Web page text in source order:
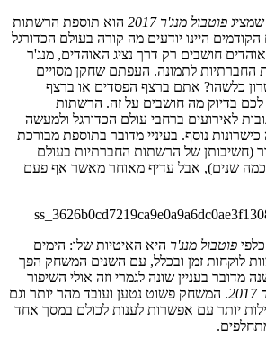
שמציג פוטבול מנג'ר 2017
הוא תוספת הרשתות
היינו יודעים מה קורה בעולם הכדורגל
חושבים רק דרך נציג האוהדים, מנג'ר
החברתיות לתמונה. העפתם שחקן מסויים
כלשהו? אתם ברצף הפסדים או ברצף
לכם בדיוק מה חושבים על זה. הרשתות
לאירועים ברחבי עולם הכדורגל ולמעשה
נוסף. בעיניי מדובר בתוספת מבורכת
(חשיבותן של הרשתות החברתיות בעולם
כמה שנים), אבל עדיף מאוחר מאשר אף פעם
פוטבול מנג'ר היא האיטיות שלו: הימים
לוקחות זמן ובכלל, עם השנים המשחק הפך
מדובר בעניין שונה לגמרי וזה אולי השיפור
. המשחק פשוט נטען ועובד מהר יותר וגם
יותר עם אפשרות לענות לכולם במסך אחד